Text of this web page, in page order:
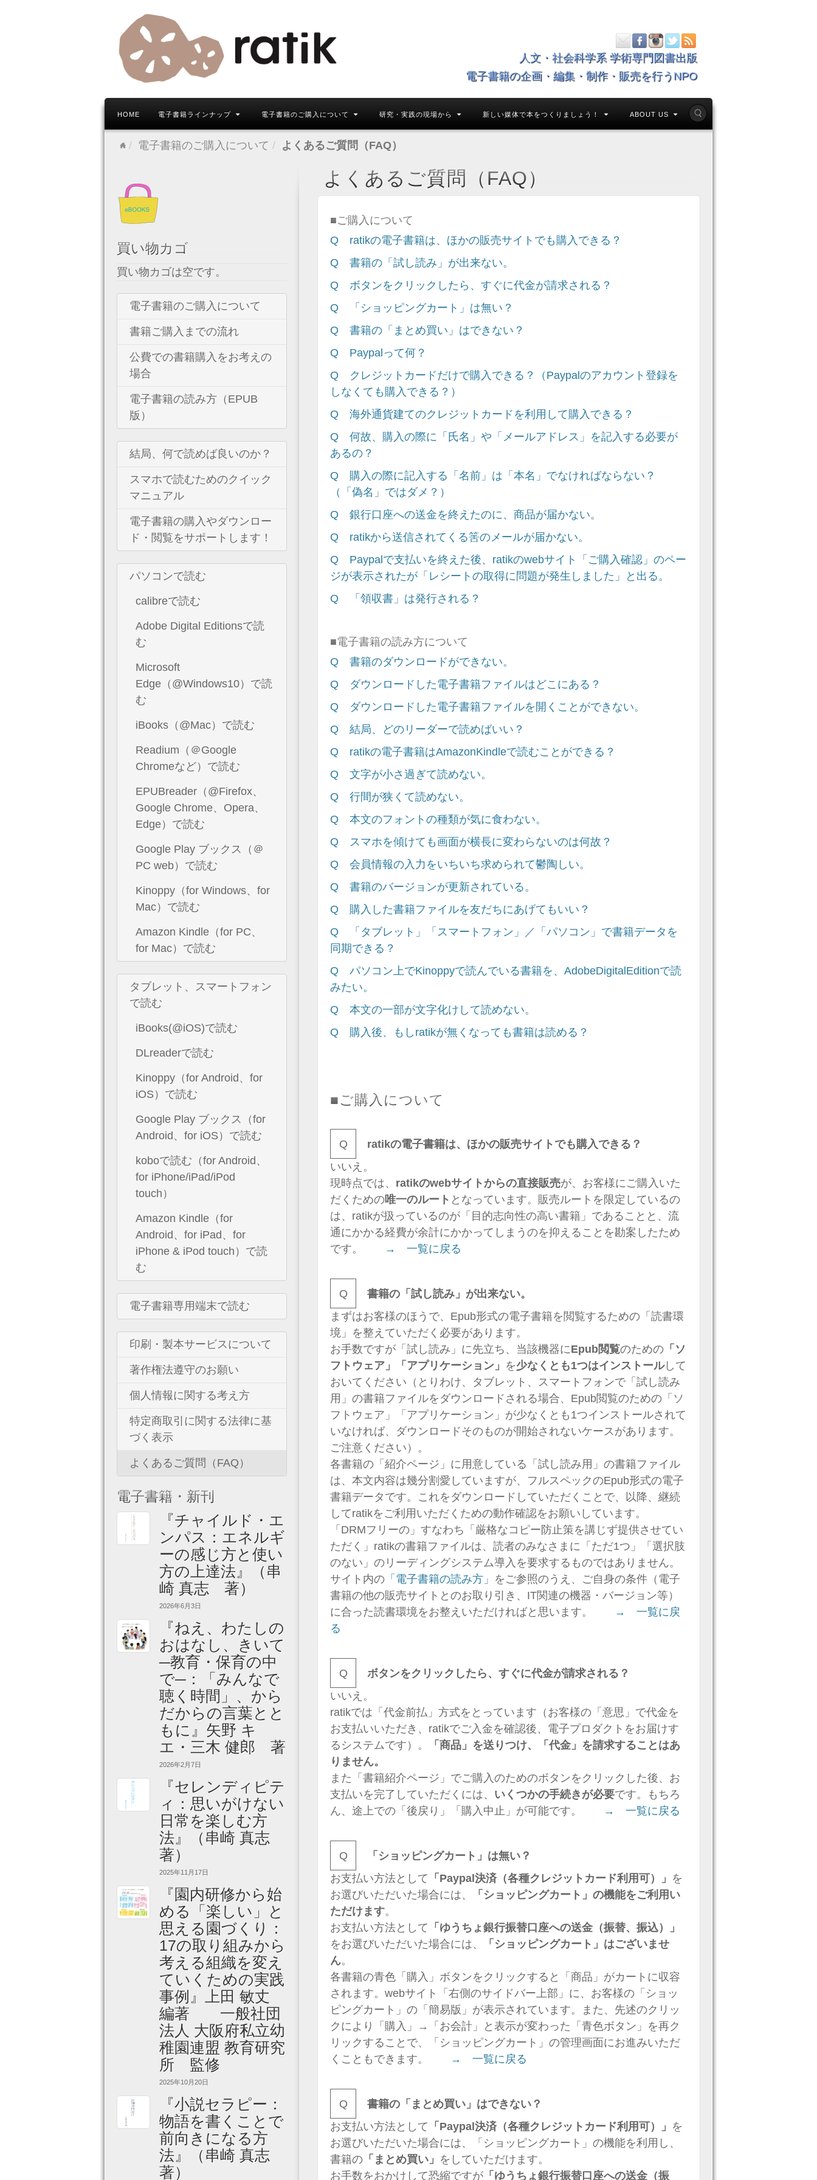
人文・社会科学系 学術専門図書出版
電子書籍の企画・編集・制作・販売を行うNPO
HOME 電子書籍ラインナップ 電子書籍のご購入について 研究・実践の現場から 新しい媒体で本をつくりましょう！ ABOUT US
電子書籍のご購入について よくあるご質問（FAQ）
買い物カゴ
買い物カゴは空です。
電子書籍のご購入について
書籍ご購入までの流れ
公費での書籍購入をお考えの
場合
電子書籍の読み方（EPUB
版）
結局、何で読めば良いのか？
スマホで読むためのクイック
マニュアル
電子書籍の購入やダウンロー
ド・閲覧をサポートします！
パソコンで読む
calibreで読む
Adobe Digital Editionsで読
む
Microsoft
Edge（@Windows10）で読
む
iBooks（@Mac）で読む
Readium（＠Google
Chromeなど）で読む
EPUBreader（@Firefox、
Google Chrome、Opera、
Edge）で読む
Google Play ブックス（＠
PC web）で読む
Kinoppy（for Windows、for
Mac）で読む
Amazon Kindle（for PC、
for Mac）で読む
タブレット、スマートフォン
で読む
iBooks(@iOS)で読む
DLreaderで読む
Kinoppy（for Android、for
iOS）で読む
Google Play ブックス（for
Android、for iOS）で読む
koboで読む（for Android、
for iPhone/iPad/iPod
touch）
Amazon Kindle（for
Android、for iPad、for
iPhone & iPod touch）で読
む
電子書籍専用端末で読む
印刷・製本サービスについて
著作権法遵守のお願い
個人情報に関する考え方
特定商取引に関する法律に基
づく表示
よくあるご質問（FAQ）
電子書籍・新刊
『チャイルド・エ
ンパス：エネルギ
ーの感じ方と使い
方の上達法』（串
崎 真志 著）
2026年6月3日
『ねえ、わたしの
おはなし、きいて
─教育・保育の中
で─：「みんなで
聴く時間」、から
だからの言葉とと
もに』矢野 キ
エ・三木 健郎 著
2026年2月7日
『セレンディピテ
ィ：思いがけない
日常を楽しむ方
法』（串崎 真志
著）
2025年11月17日
『園内研修から始
める「楽しい」と
思える園づくり：
17の取り組みから
考える組織を変え
ていくための実践
事例』上田 敏丈
編著 一般社団
法人 大阪府私立幼
稚園連盟 教育研究
所 監修
2025年10月20日
『小説セラピー：
物語を書くことで
前向きになる方
法』（串崎 真志
著）
よくあるご質問（FAQ）
■ご購入について
Q ratikの電子書籍は、ほかの販売サイトでも購入できる？
Q 書籍の「試し読み」が出来ない。
Q ボタンをクリックしたら、すぐに代金が請求される？
Q 「ショッピングカート」は無い？
Q 書籍の「まとめ買い」はできない？
Q Paypalって何？
Q クレジットカードだけで購入できる？（Paypalのアカウント登録を
しなくても購入できる？）
Q 海外通貨建てのクレジットカードを利用して購入できる？
Q 何故、購入の際に「氏名」や「メールアドレス」を記入する必要が
あるの？
Q 購入の際に記入する「名前」は「本名」でなければならない？
（「偽名」ではダメ？）
Q 銀行口座への送金を終えたのに、商品が届かない。
Q ratikから送信されてくる筈のメールが届かない。
Q Paypalで支払いを終えた後、ratikのwebサイト「ご購入確認」のペー
ジが表示されたが「レシートの取得に問題が発生しました」と出る。
Q 「領収書」は発行される？
■電子書籍の読み方について
Q 書籍のダウンロードができない。
Q ダウンロードした電子書籍ファイルはどこにある？
Q ダウンロードした電子書籍ファイルを開くことができない。
Q 結局、どのリーダーで読めばいい？
Q ratikの電子書籍はAmazonKindleで読むことができる？
Q 文字が小さ過ぎて読めない。
Q 行間が狭くて読めない。
Q 本文のフォントの種類が気に食わない。
Q スマホを傾けても画面が横長に変わらないのは何故？
Q 会員情報の入力をいちいち求められて鬱陶しい。
Q 書籍のバージョンが更新されている。
Q 購入した書籍ファイルを友だちにあげてもいい？
Q 「タブレット」「スマートフォン」／「パソコン」で書籍データを
同期できる？
Q パソコン上でKinoppyで読んでいる書籍を、AdobeDigitalEditionで読
みたい。
Q 本文の一部が文字化けして読めない。
Q 購入後、もしratikが無くなっても書籍は読める？
■ご購入について
Q
ratikの電子書籍は、ほかの販売サイトでも購入できる？
いいえ。
現時点では、 ratikのwebサイトからの直接販売が、お客様にご購入いた
だくための唯一のルート となっています。販売ルートを限定しているの
は、ratikが扱っているのが「目的志向性の高い書籍」であることと、流
通にかかる経費が余計にかかってしまうのを抑えることを勘案したため
です。
→ 一覧に戻る
Q
書籍の「試し読み」が出来ない。
まずはお客様のほうで、Epub形式の電子書籍を閲覧するための「読書環
境」を整えていただく必要があります。
お手数ですが「試し読み」に先立ち、当該機器にEpub閲覧のための 「ソ
フトウェア」「アプリケーション」 を少なくとも1つはインストールして
おいてください（とりわけ、タブレット、スマートフォンで「試し読み
用」の書籍ファイルをダウンロードされる場合、Epub閲覧のための「ソ
フトウェア」「アプリケーション」が少なくとも1つインストールされて
いなければ、ダウンロードそのものが開始されないケースがあります。
ご注意ください）。
各書籍の「紹介ページ」に用意している「試し読み用」の書籍ファイル
は、本文内容は幾分割愛していますが、フルスペックのEpub形式の電子
書籍データです。これをダウンロードしていただくことで、以降、継続
してratikをご利用いただくための動作確認をお願いしています。
「DRMフリーの」すなわち「厳格なコピー防止策を講じず提供させてい
ただく」ratikの書籍ファイルは、読者のみなさまに「ただ1つ」「選択肢
のない」のリーディングシステム導入を要求するものではありません。
サイト内の 「電子書籍の読み方」 をご参照のうえ、ご自身の条件（電子
書籍の他の販売サイトとのお取り引き、IT関連の機器・バージョン等）
に合った読書環境をお整えいただければと思います。
→ 一覧に戻
る
Q
ボタンをクリックしたら、すぐに代金が請求される？
いいえ。
ratikでは「代金前払」方式をとっています（お客様の「意思」で代金を
お支払いいただき、ratikでご入金を確認後、電子プロダクトをお届けす
るシステムです）。
「商品」を送りつけ、「代金」を請求することはあ
りません。
また「書籍紹介ページ」でご購入のためのボタンをクリックした後、お
支払いを完了していただくには、 いくつかの手続きが必要です。もちろ
ん、途上での「後戻り」「購入中止」が可能です。
→ 一覧に戻る
Q
「ショッピングカート」は無い？
お支払い方法として 「Paypal決済（各種クレジットカード利用可）」 を
お選びいただいた場合には、
「ショッピングカート」の機能をご利用い
ただけます。
お支払い方法として 「ゆうちょ銀行振替口座への送金（振替、振込）」
をお選びいただいた場合には、
「ショッピングカート」はございませ
ん。
各書籍の青色「購入」ボタンをクリックすると「商品」がカートに収容
されます。webサイト「右側のサイドバー上部」に、お客様の「ショッ
ピングカート」の「簡易版」が表示されています。また、先述のクリッ
クにより「購入」→「お会計」と表示が変わった「青色ボタン」を再ク
リックすることで、「ショッピングカート」の管理画面にお進みいただ
くこともできます。
→ 一覧に戻る
Q
書籍の「まとめ買い」はできない？
お支払い方法として 「Paypal決済（各種クレジットカード利用可）」 を
お選びいただいた場合には、「ショッピングカート」の機能を利用し、
書籍の 「まとめ買い」 をしていただけます。
お手数をおかけして恐縮ですが 「ゆうちょ銀行振替口座への送金（振